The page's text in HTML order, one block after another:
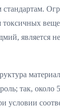
стандартам.
токсичных
является
так, около
условии